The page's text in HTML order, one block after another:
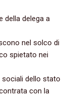
della delega a
nel solco di
spietato nei
sociali dello stato
con la